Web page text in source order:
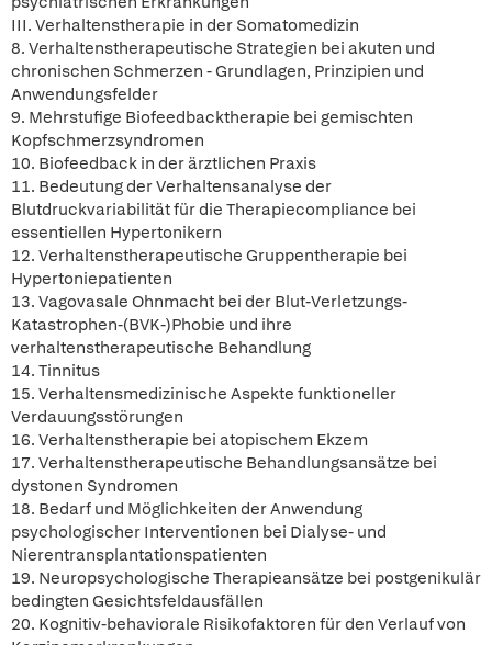
III. Verhaltenstherapie in der Somatomedizin
8. Verhaltenstherapeutische Strategien bei akuten und
chronischen Schmerzen - Grundlagen, Prinzipien und
Anwendungsfelder
9. Mehrstufige Biofeedbacktherapie bei gemischten
Kopfschmerzsyndromen
10. Biofeedback in der ärztlichen Praxis
11. Bedeutung der Verhaltensanalyse der
Blutdruckvariabilität für die Therapiecompliance bei
essentiellen Hypertonikern
12. Verhaltenstherapeutische Gruppentherapie bei
Hypertoniepatienten
13. Vagovasale Ohnmacht bei der Blut-Verletzungs-
Katastrophen-(BVK-)Phobie und ihre
verhaltenstherapeutische Behandlung
14. Tinnitus
15. Verhaltensmedizinische Aspekte funktioneller
Verdauungsstörungen
16. Verhaltenstherapie bei atopischem Ekzem
17. Verhaltenstherapeutische Behandlungsansätze bei
dystonen Syndromen
18. Bedarf und Möglichkeiten der Anwendung
psychologischer Interventionen bei Dialyse- und
Nierentransplantationspatienten
19. Neuropsychologische Therapieansätze bei postgenikulär
bedingten Gesichtsfeldausfällen
20. Kognitiv-behaviorale Risikofaktoren für den Verlauf von